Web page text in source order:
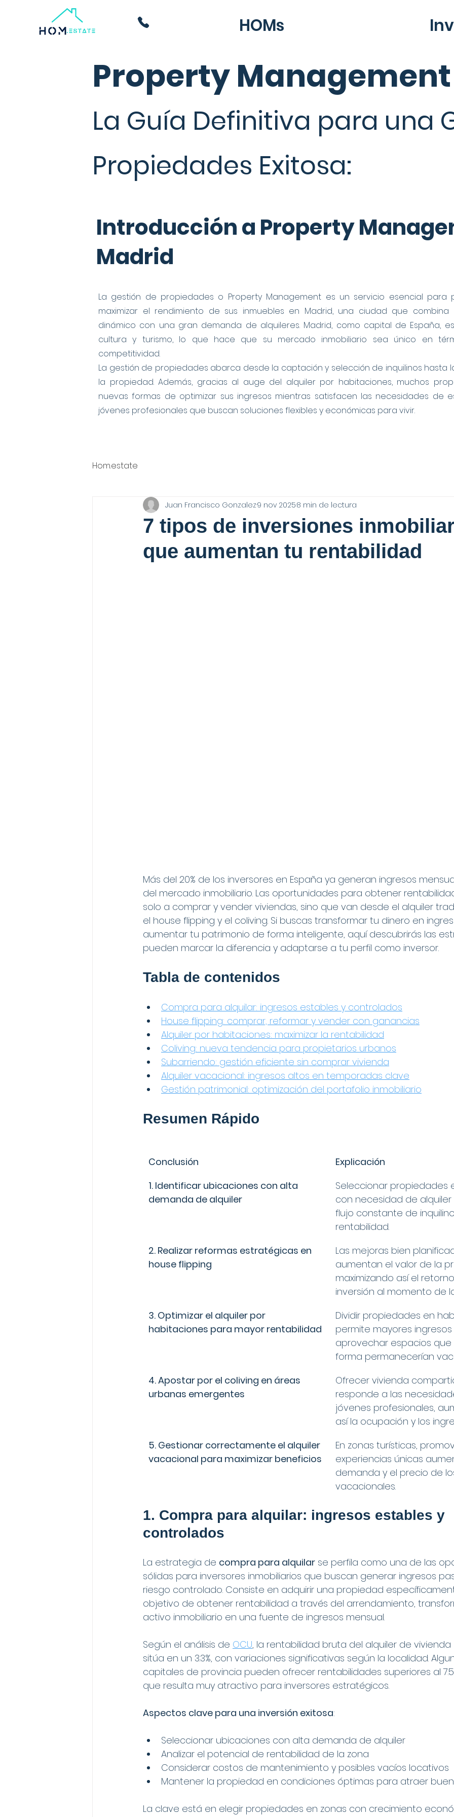
HOMs
Property
La Guía Definitiva para una
Propiedades Exitosa:
Introducción a Property
Madrid
La gestión de propiedades o Property Management es un servicio esencial para
maximizar el rendimiento de sus inmuebles en Madrid, una ciudad que combina
dinámico con una gran demanda de alquileres. Madrid, como capital de España,
cultura y turismo, lo que hace que su mercado inmobiliario sea único en
competitividad.
La gestión de propiedades abarca desde la captación y selección de inquilinos hasta
la propiedad. Además, gracias al auge del alquiler por habitaciones, muchos
nuevas formas de optimizar sus ingresos mientras satisfacen las necesidades de
jóvenes profesionales que buscan soluciones flexibles y económicas para vivir.
Hom.estate
7 tipos de inversiones
que aumentan tu rentabilidad
Juan Francisco Gonzalez9 nov 20258 min de lectura
Más del 20% de los inversores en España ya generan ingresos
del mercado inmobiliario. Las oportunidades para obtener
solo a comprar y vender viviendas, sino que van desde el alquiler
el house flipping y el coliving. Si buscas transformar tu dinero en
aumentar tu patrimonio de forma inteligente, aquí descubrirás las
pueden marcar la diferencia y adaptarse a tu perfil como inversor.
Tabla de contenidos
Compra para alquilar: ingresos estables y controlados
House flipping: comprar, reformar y vender con ganancias
Alquiler por habitaciones: maximizar la rentabilidad
Coliving: nueva tendencia para propietarios urbanos
Subarriendo: gestión eficiente sin comprar vivienda
Alquiler vacacional: ingresos altos en temporadas clave
Gestión patrimonial: optimización del portafolio inmobiliario
Resumen Rápido
Conclusión
Explicación
1. Identificar ubicaciones con alta
demanda de alquiler
Seleccionar propiedades
con necesidad de
flujo constante de
rentabilidad.
2. Realizar reformas estratégicas en
house flipping
Las mejoras bien
aumentan el valor de la
maximizando así el
inversión al momento de
3. Optimizar el alquiler por
habitaciones para mayor rentabilidad
Dividir propiedades en
permite mayores
aprovechar espacios
forma permanecerían
4. Apostar por el coliving en áreas
urbanas emergentes
Ofrecer vivienda
responde a las
jóvenes profesionales,
así la ocupación y los
5. Gestionar correctamente el alquiler
vacacional para maximizar beneficios
En zonas turísticas,
experiencias únicas
demanda y el precio de
vacacionales.
1. Compra para alquilar: ingresos estables y
controlados
La estrategia de compra para alquilar se perfila como una de las
sólidas para inversores inmobiliarios que buscan generar ingresos
riesgo controlado. Consiste en adquirir una propiedad
objetivo de obtener rentabilidad a través del arrendamiento,
activo inmobiliario en una fuente de ingresos mensual.
Según el análisis de OCU, la rentabilidad bruta del alquiler de
sitúa en un 3.3%, con variaciones significativas según la localidad.
capitales de provincia pueden ofrecer rentabilidades superiores al
que resulta muy atractivo para inversores estratégicos.
Aspectos clave para una inversión exitosa:
Seleccionar ubicaciones con alta demanda de alquiler
Analizar el potencial de rentabilidad de la zona
Considerar costos de mantenimiento y posibles vacíos locativos
Mantener la propiedad en condiciones óptimas para atraer
La clave está en elegir propiedades en zonas con crecimiento